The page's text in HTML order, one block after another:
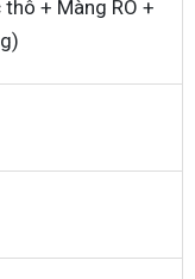
+ Màng RO +